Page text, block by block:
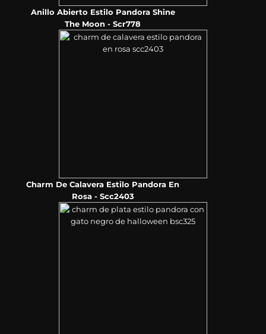
Anillo Abierto Estilo Pandora Shine
The Moon - Scr778
Charm De Calavera Estilo Pandora En
Rosa - Scc2403